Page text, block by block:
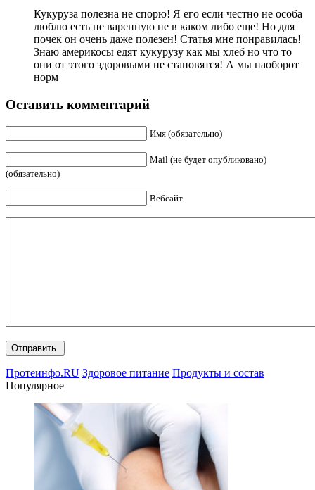
Кукуруза полезна не спорю! Я его если честно не особа
люблю есть не варенную не в каком либо еще! Но для
почек он очень даже полезен! Статья мне понравилась!
Знаю америкосы едят кукурузу как мы хлеб но что то
они от этого здоровыми не становятся! А мы наоборот
норм
Оставить комментарий
Имя (обязательно)
Mail (не будет опубликовано)
(обязательно)
Вебсайт
Протеинфо.RU Здоровое питание Продукты и состав
Популярное